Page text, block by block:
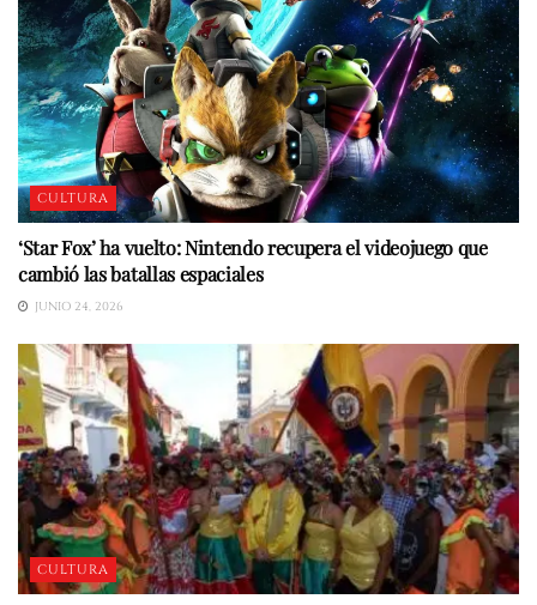
CULTURA
‘Star Fox’ ha vuelto: Nintendo recupera el videojuego que
cambió las batallas espaciales
JUNIO 24, 2026
CULTURA